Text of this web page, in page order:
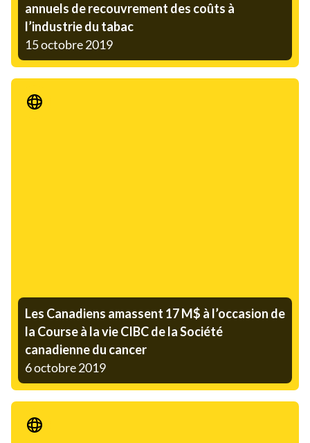
annuels de recouvrement des coûts à
l’industrie du tabac
15 octobre 2019
Communiqué de presse
Les Canadiens amassent 17 M$ à l’occasion de
la Course à la vie CIBC de la Société
canadienne du cancer
6 octobre 2019
Communiqué de presse